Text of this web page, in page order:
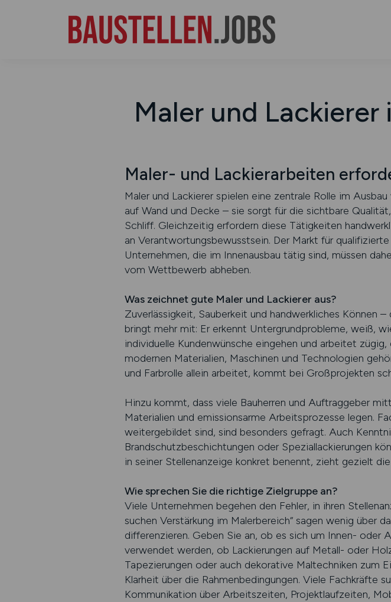
Maler und
Maler- und Lackierarbeiten
Maler und Lackierer spielen eine zentrale Rolle im
auf Wand und Decke – sie sorgt für die sichtbare
Schliff. Gleichzeitig erfordern diese Tätigkeiten
an Verantwortungsbewusstsein. Der Markt für
Unternehmen, die im Innenausbau tätig sind, müssen
vom Wettbewerb abheben.
Was zeichnet gute Maler und Lackierer aus?
Zuverlässigkeit, Sauberkeit und handwerkliches Können
bringt mehr mit: Er erkennt Untergrundprobleme, weiß,
individuelle Kundenwünsche eingehen und arbeitet
modernen Materialien, Maschinen und Technologien
und Farbrolle allein arbeitet, kommt bei Großprojekten
Hinzu kommt, dass viele Bauherren und Auftraggeber
Materialien und emissionsarme Arbeitsprozesse legen.
weitergebildet sind, sind besonders gefragt. Auch
Brandschutzbeschichtungen oder Speziallackierungen
in seiner Stellenanzeige konkret benennt, zieht gezielt
Wie sprechen Sie die richtige Zielgruppe an?
Viele Unternehmen begehen den Fehler, in ihren
suchen Verstärkung im Malerbereich“ sagen wenig über
differenzieren. Geben Sie an, ob es sich um Innen- oder
verwendet werden, ob Lackierungen auf Metall- oder
Tapezierungen oder auch dekorative Maltechniken zum
Klarheit über die Rahmenbedingungen. Viele Fachkräfte
Kommunikation über Arbeitszeiten, Projektlaufzeiten,